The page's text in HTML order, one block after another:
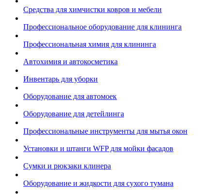
Средства для химчистки ковров и мебели
Профессиональное оборудование для клининга
Профессиональная химия для клининга
Автохимия и автокосметика
Инвентарь для уборки
Оборудование для автомоек
Оборудование для детейлинга
Профессиональные инструменты для мытья окон
Установки и штанги WFP для мойки фасадов
Сумки и рюкзаки клинера
Оборудование и жидкости для сухого тумана